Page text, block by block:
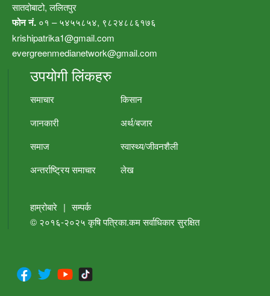
सातदोबाटो, ललितपुर
फोन नं. ०१ – ५४५५८५४, ९८२४८८६१७६
krishipatrika1@gmail.com
evergreenmedianetwork@gmail.com
उपयोगी लिंकहरु
समाचार
किसान
जानकारी
अर्थ/बजार
समाज
स्वास्थ्य/जीवनशैली
अन्तर्राष्ट्रिय समाचार
लेख
हाम्रोबारे | सम्पर्क
© २०१६-२०२५कृषि पत्रिका.कमसर्वाधिकार सुरक्षित